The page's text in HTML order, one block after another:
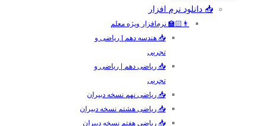
📥 دانلود نرم افزار
👨🏻‍🏫 نرم‌افزار ویژه معلم
📥 هندسه دهم | ریاضی و
تجربی
📥 ریاضی دهم | ریاضی و
تجربی
📥 ریاضی نهم نسخه دبیران
📥 ریاضی هشتم نسخه دبیران
📥 ریاضی هفتم نسخه دبیران